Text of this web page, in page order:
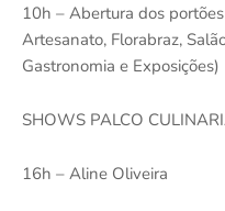
10h – Abertura dos
Artesanato, Florabraz,
Gastronomia e Exposições)
SHOWS PALCO
16h – Aline Oliveira